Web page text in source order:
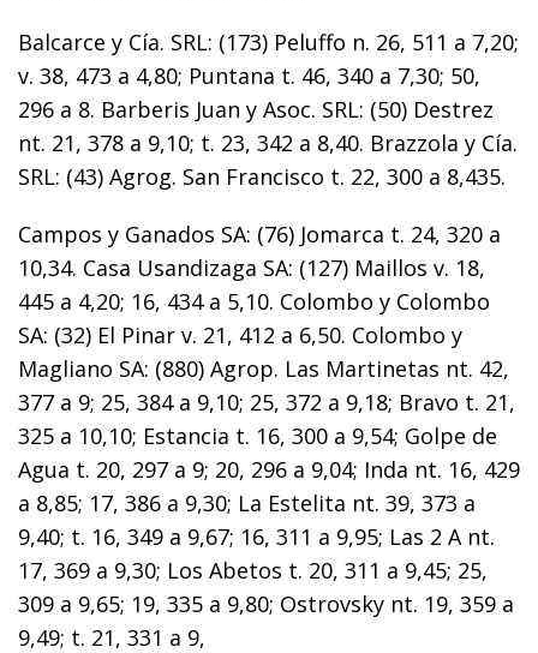
Balcarce y Cía. SRL: (173) Peluffo n. 26, 511 a 7,20;
v. 38, 473 a 4,80; Puntana t. 46, 340 a 7,30; 50,
296 a 8. Barberis Juan y Asoc. SRL: (50) Destrez
nt. 21, 378 a 9,10; t. 23, 342 a 8,40. Brazzola y Cía.
SRL: (43) Agrog. San Francisco t. 22, 300 a 8,435.
Campos y Ganados SA: (76) Jomarca t. 24, 320 a
10,34. Casa Usandizaga SA: (127) Maillos v. 18,
445 a 4,20; 16, 434 a 5,10. Colombo y Colombo
SA: (32) El Pinar v. 21, 412 a 6,50. Colombo y
Magliano SA: (880) Agrop. Las Martinetas nt. 42,
377 a 9; 25, 384 a 9,10; 25, 372 a 9,18; Bravo t. 21,
325 a 10,10; Estancia t. 16, 300 a 9,54; Golpe de
Agua t. 20, 297 a 9; 20, 296 a 9,04; Inda nt. 16, 429
a 8,85; 17, 386 a 9,30; La Estelita nt. 39, 373 a
9,40; t. 16, 349 a 9,67; 16, 311 a 9,95; Las 2 A nt.
17, 369 a 9,30; Los Abetos t. 20, 311 a 9,45; 25,
309 a 9,65; 19, 335 a 9,80; Ostrovsky nt. 19, 359 a
9,49; t. 21, 331 a 9,